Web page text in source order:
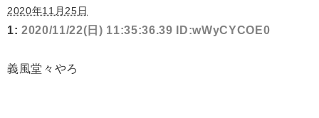
2020年11月25日
1: 2020/11/22(日) 11:35:36.39 ID:wWyCYCOE0
義風堂々やろ